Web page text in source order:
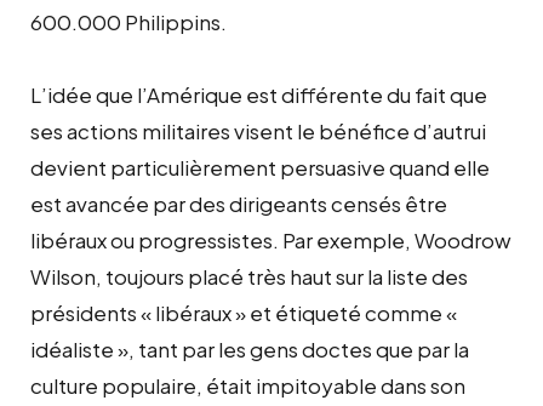
600.000 Philippins.
L’idée que l’Amérique est différente du fait que
ses actions militaires visent le bénéfice d’autrui
devient particulièrement persuasive quand elle
est avancée par des dirigeants censés être
libéraux ou progressistes. Par exemple, Woodrow
Wilson, toujours placé très haut sur la liste des
présidents « libéraux » et étiqueté comme «
idéaliste », tant par les gens doctes que par la
culture populaire, était impitoyable dans son